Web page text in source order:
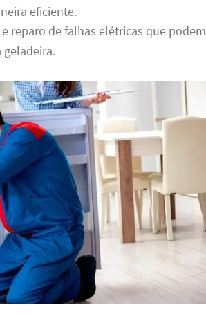
eficiente.
reparo de falhas elétricas que